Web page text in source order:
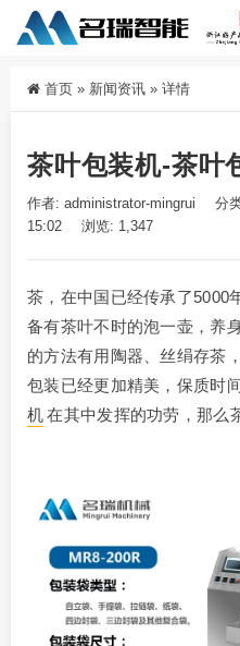
首页 » 新闻资讯 » 详情
茶叶包装机-茶叶
作者: administrator-mingrui 分
15:02
浏览: 1,347
茶，在中国已经传承了5000
备有茶叶不时的泡一壶，养
的方法有用陶器、丝绢存茶
包装已经更加精美，保质时
机在其中发挥的功劳，那么